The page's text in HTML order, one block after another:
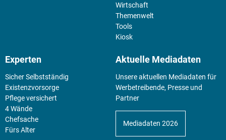
Wirtschaft
Themenwelt
Tools
Kiosk
Experten
Sicher Selbstständig
Existenz­vorsorge
Pflege versichert
4 Wände
Chefsache
Fürs Alter
Aktuelle Mediadaten
Unsere aktuellen Mediadaten für
Werbetreibende, Presse und
Partner
Mediadaten 2026